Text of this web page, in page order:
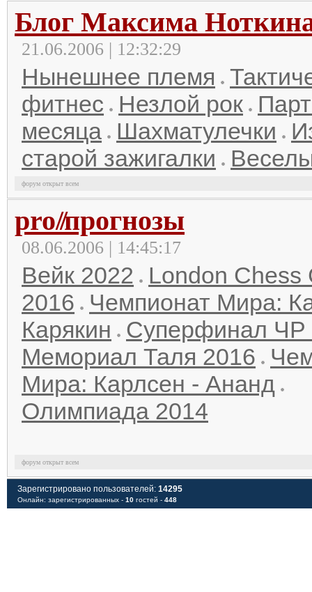
Блог Максима
21.06.2006 | 12:32:29
Нынешнее племя
фитнес
Незлой рок
месяца
Шахматулечки
старой зажигалки
форум открыт всем
pro//прогнозы
08.06.2006 | 14:45:17
Вейк 2022
London Chess
2016
Чемпионат Мира:
Карякин
Суперфинал ЧР
Мемориал Таля 2016
Мира: Карлсен - Ананд
Олимпиада 2014
форум открыт всем
Зарегистрировано пользователей: 14295
Онлайн: зарегистрированных - 10 гостей - 448